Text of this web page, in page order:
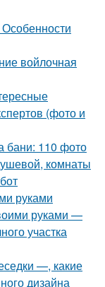
войлочная
(фото и
бани: 110 фото
комнаты
руками
руками —
участка
—, какие
дизайна